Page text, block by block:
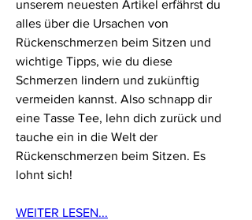
unserem neuesten Artikel erfährst du
alles über die Ursachen von
Rückenschmerzen beim Sitzen und
wichtige Tipps, wie du diese
Schmerzen lindern und zukünftig
vermeiden kannst. Also schnapp dir
eine Tasse Tee, lehn dich zurück und
tauche ein in die Welt der
Rückenschmerzen beim Sitzen. Es
lohnt sich!
WEITER LESEN...